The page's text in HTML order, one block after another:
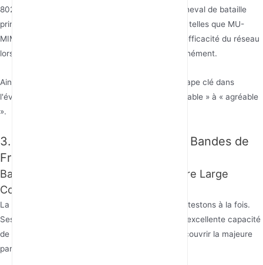
802.11ax (Wi-Fi 6) ont fait de la bande 5GHz un cheval de bataille
principal, introduisant des technologies avancées telles que MU-
MIMO et OFDMA, améliorant considérablement l'efficacité du réseau
lorsque plusieurs appareils se connectent simultanément.
Ainsi, la technologie double bande marque une étape clé dans
l'évolution des réseaux sans fil, passant de « utilisable » à « agréable
».
3. Analyse Approfondie des Deux Bandes de
Fréquences
Bande 2.4GHz : La Contradiction entre Large
Couverture et Forte Interférence
La bande 2.4GHz est celle que nous aimons et détestons à la fois.
Ses caractéristiques physiques lui confèrent une excellente capacité
de propagation, permettant à un seul routeur de couvrir la majeure
partie d'un appartement moyen.